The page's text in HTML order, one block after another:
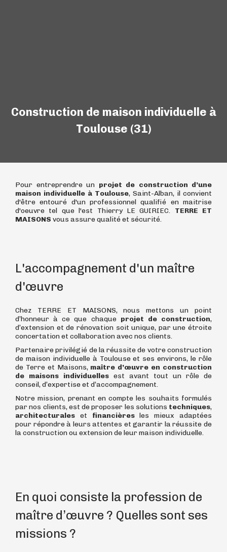
Construction de maison individuelle à
Toulouse (31)
Pour entreprendre un projet de construction d’une
maison individuelle à Toulouse, Saint-Alban, il convient
d'être entouré d'un professionnel qualifié en maitrise
d'oeuvre tel que l'est Thierry LE GUIRIEC. TERRE ET
MAISONS vous assure qualité et sécurité.
L'accompagnement d'un maître
d'œuvre
Chez TERRE ET MAISONS, nous mettons un point
d’honneur à ce que chaque projet de construction,
d’extension et de rénovation soit unique, par une étroite
concertation et collaboration avec nos clients.
Partenaire privilégié de la réussite de votre construction
de maison individuelle à Toulouse et ses environs, le rôle
de Terre et Maisons, maître d’œuvre en construction
de maisons individuelles est avant tout un rôle de
conseil, d’expertise et d’accompagnement.
Notre mission, prenant en compte les souhaits formulés
par nos clients, est de proposer les solutions techniques,
architecturales et financièresles mieux adaptées
pour répondre à leurs attentes et garantir la réussite de
la construction ou extension de leur maison individuelle.
En quoi consiste la profession de
maître d’œuvre ? Quelles sont ses
missions ?